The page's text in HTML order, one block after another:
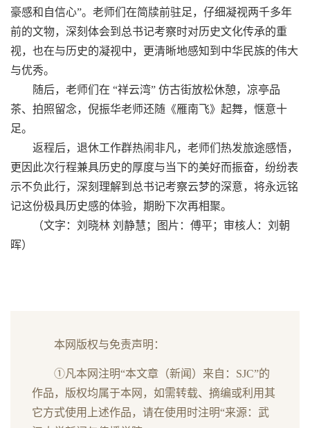
豪感和自信心”。老师们在简牍前驻足，仔细凝视两千多年
前的文物，深刻体会到总书记考察时对历史文化传承的重
视，也在与历史的凝视中，更清晰地感知到中华民族的伟大
与优秀。
随后，老师们在 “祥云湾” 仿古街放松休憩，凉亭品
茶、拍照留念，倪振华老师还随《雁南飞》起舞，惬意十
足。
返程后，退休工作群热闹非凡，老师们热发旅途感悟，
更因此次行程兼具历史的厚度与当下的美好而振奋，纷纷表
示不负此行，深刻理解到总书记考察云梦的深意，将永远铭
记这份极具历史感的体验，期盼下次再相聚。
（文字：刘晓林 刘静慧；图片：傅平；审核人：刘朝
晖）
本网版权与免责声明：
①凡本网注明“本文章（新闻）来自：SJC”的
作品，版权均属于本网，如需转载、摘编或利用其
它方式使用上述作品，请在使用时注明“来源：武